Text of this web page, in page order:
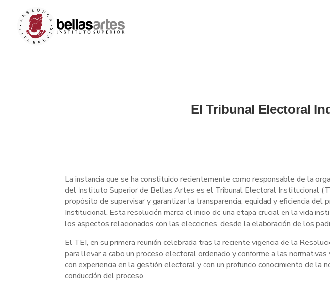
El Tribunal Electoral
La instancia que se ha constituido recientemente como responsable de la
del Instituto Superior de Bellas Artes es el Tribunal Electoral Institucional
propósito de supervisar y garantizar la transparencia, equidad y eficiencia
Institucional. Esta resolución marca el inicio de una etapa crucial en la vida
los aspectos relacionados con las elecciones, desde la elaboración de los
El TEI, en su primera reunión celebrada tras la reciente vigencia de la
para llevar a cabo un proceso electoral ordenado y conforme a las
con experiencia en la gestión electoral y con un profundo conocimiento de la
conducción del proceso.